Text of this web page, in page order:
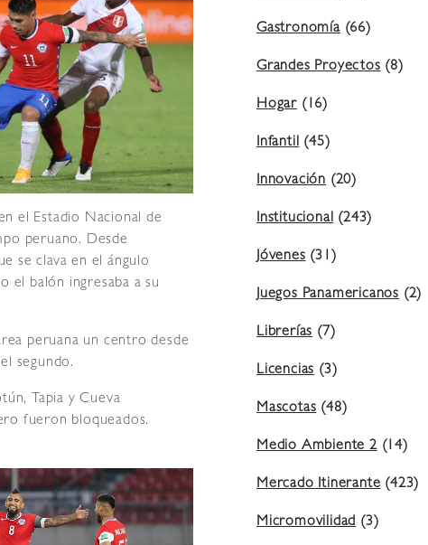
el Estadio Nacional de
peruano. Desde
se clava en el ángulo
el balón ingresaba a su
peruana un centro desde
segundo.
Tapia y Cueva
fueron bloqueados.
Gastronomía(66)
Grandes Proyectos(8)
Hogar (16)
Infantil(45)
Innovación (20)
Institucional(243)
Jóvenes(31)
Juegos Panamericanos (2)
Librerías(7)
Licencias(3)
Mascotas(48)
Medio Ambiente 2(14)
Mercado Itinerante(423)
Micromovilidad(3)